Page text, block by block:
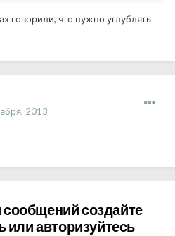
говорили, что нужно углублять
2013
создайте
или авторизуйтесь